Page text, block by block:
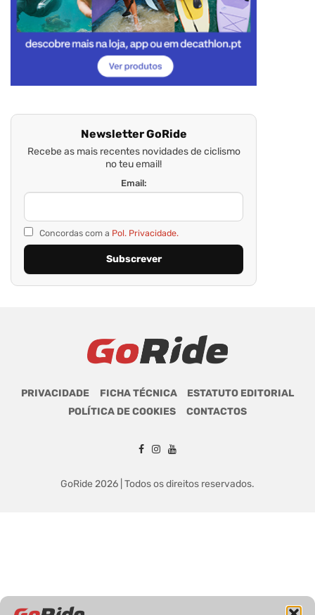
Newsletter GoRide
Recebe as mais recentes novidades de ciclismo
no teu email!
Email:
Concordas com a Pol. Privacidade.
PRIVACIDADE FICHA TÉCNICA
ESTATUTO EDITORIAL
POLÍTICA DE COOKIES
CONTACTOS
GoRide 2026 | Todos os direitos reservados.